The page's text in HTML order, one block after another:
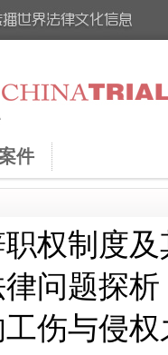
件
权制度及
问题探析
伤与侵